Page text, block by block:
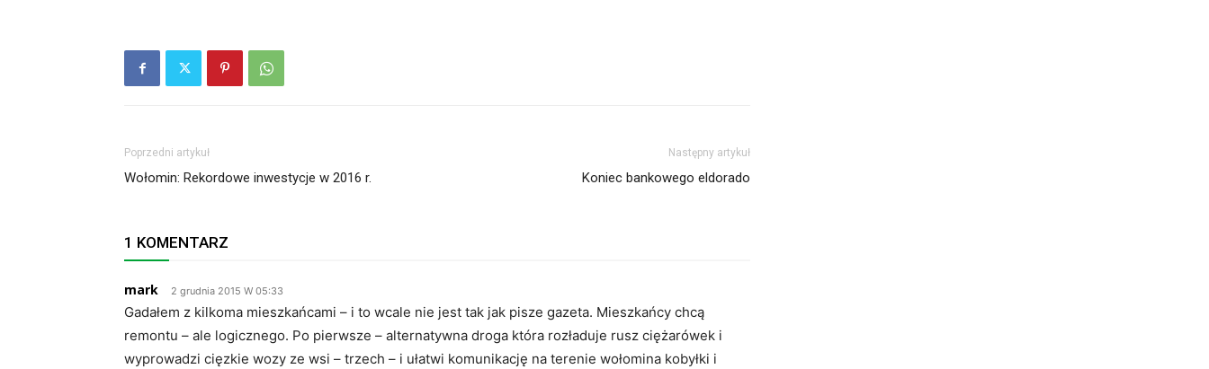
Poprzedni artykuł
Wołomin: Rekordowe inwestycje w 2016 r.
Następny artykuł
Koniec bankowego eldorado
1 KOMENTARZ
mark 2 grudnia 2015 W 05:33
Gadałem z kilkoma mieszkańcami – i to wcale nie jest tak jak pisze gazeta. Mieszkańcy chcą
remontu – ale logicznego. Po pierwsze – alternatywna droga która rozładuje rusz ciężarówek i
wyprowadzi cięzkie wozy ze wsi – trzech – i ułatwi komunikację na terenie wołomina kobyłki i